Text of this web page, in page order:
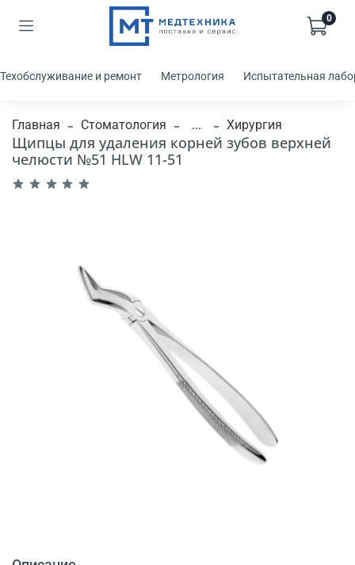
0
Техобслуживание и ремонт Метрология Испытательная
Главная Стоматология ... Хирургия
Щипцы для удаления корней зубов верхней
челюсти №51 HLW 11-51